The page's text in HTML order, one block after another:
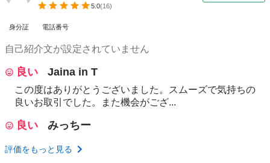
5.0(16)
身分証 電話番号
自己紹介文が設定されていません
良い Jaina in T
この度はありがとうございました。スムーズで気持ちの
良いお取引でした。また機会がござ...
良い みっちー
評価をもっと見る